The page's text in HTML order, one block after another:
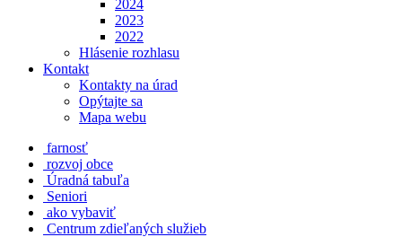
2024
2023
2022
Hlásenie rozhlasu
Kontakt
Kontakty na úrad
Opýtajte sa
Mapa webu
farnosť
rozvoj obce
Úradná tabuľa
Seniori
ako vybaviť
Centrum zdieľaných služieb